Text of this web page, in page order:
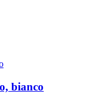
bianco